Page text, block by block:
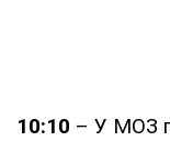
10:10 – У МОЗ